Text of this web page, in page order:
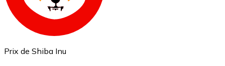
Prix de Shiba Inu